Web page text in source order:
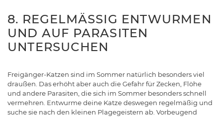
8. REGELMÄSSIG ENTWURMEN U
ND AUF PARASITEN U
NTERSUCHEN
Freigänger-Katzen sind im Sommer natürlich besonders viel
draußen. Das erhöht aber auch die Gefahr für Zecken, Flöhe
und andere Parasiten, die sich im Sommer besonders schnell
vermehren. Entwurme deine Katze deswegen regelmäßig und
suche sie nach den kleinen Plagegeistern ab. Vorbeugend